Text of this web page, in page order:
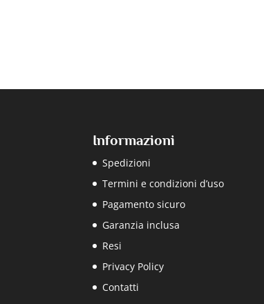
Informazioni
Spedizioni
Termini e condizioni d’uso
Pagamento sicuro
Garanzia inclusa
Resi
Privacy Policy
Contatti